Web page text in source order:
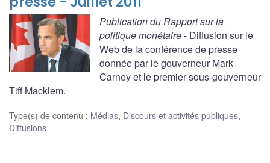
Publication du Rapport sur la
politique monétaire- Diffusion sur le
Web de la conférence de presse
donnée par le gouverneur Mark
Carney et le premier sous-gouverneur
Tiff Macklem.
Type(s) de contenu : Médias, Discours et activités publiques,
Diffusions